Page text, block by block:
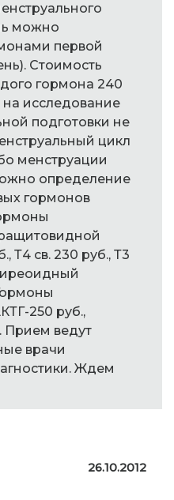
можно
первой
Стоимость
гормона 240
на исследование
подготовки не
цикл
менструации
определение
гормонов
Т4 св. 230 руб., Т3
250 руб.,
Прием ведут
врачи
Ждем
26.10.2012